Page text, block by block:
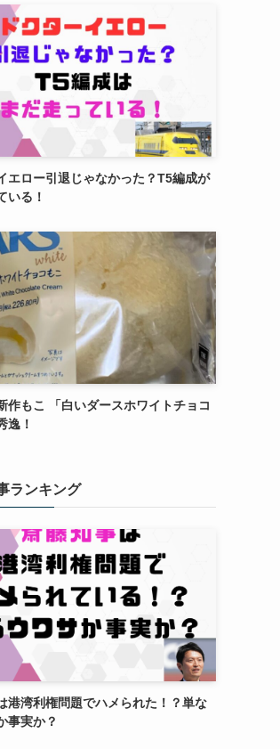
エロー引退じゃなかった？T5編成が
いる！
作もこ 「白いダースホワイトチョコ
逸！
ランキング
港湾利権問題でハメられた！？単な
事実か？